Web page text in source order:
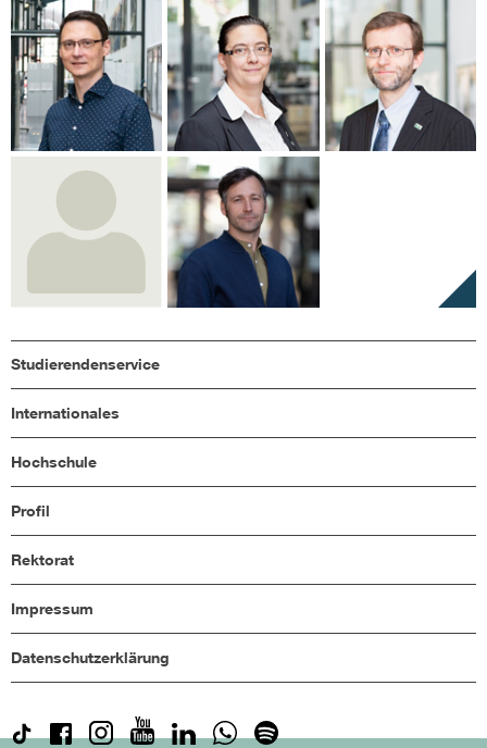
Studierendenservice
Internationales
Hochschule
Profil
Rektorat
Impressum
Datenschutzerklärung